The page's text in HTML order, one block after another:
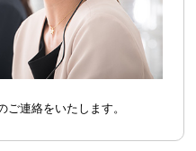
連絡をいたします。